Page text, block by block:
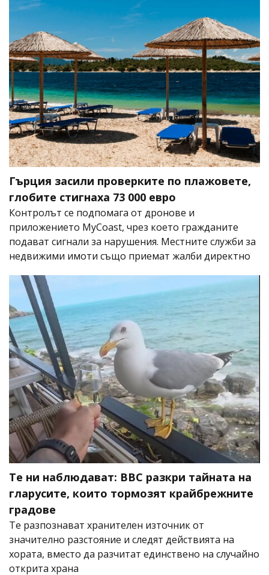
Гърция засили проверките по плажовете,
глобите стигнаха 73 000 евро
Контролът се подпомага от дронове и
приложението MyCoast, чрез което гражданите
подават сигнали за нарушения. Местните служби за
недвижими имоти също приемат жалби директно
Те ни наблюдават: BBC разкри тайната на
гларусите, които тормозят крайбрежните
градове
Те разпознават хранителен източник от
значително разстояние и следят действията на
хората, вместо да разчитат единствено на случайно
открита храна